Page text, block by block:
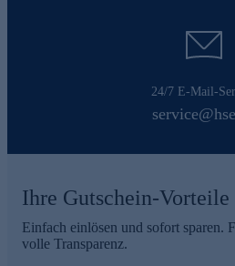
24/7 E-Mail-
Ihre Gutschein-
Einfach einlösen und sofort sparen.
volle Transparenz.